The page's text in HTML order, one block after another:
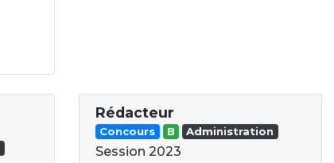
Rédacteur
Concours B Administration
Session 2023